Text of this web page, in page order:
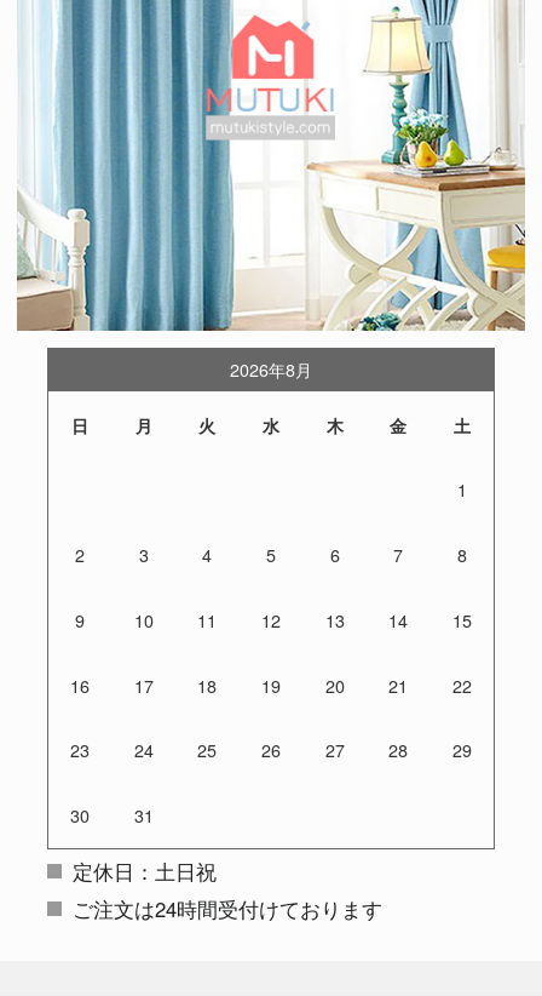
2026年8月
日 月 火 水 木 金 土
1
2 3 4 5 6 7 8
9 10 11 12 13 14 15
16 17 18 19 20 21 22
23 24 25 26 27 28 29
30 31
定休日：土日祝
ご注文は24時間受付けております